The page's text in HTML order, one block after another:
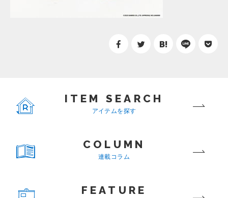
ITEM SEARCH
アイテムを探す
COLUMN
連載コラム
FEATURE